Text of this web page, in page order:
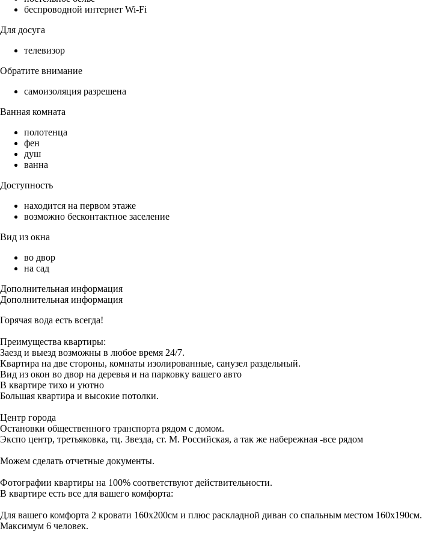
беспроводной интернет Wi-Fi
Для досуга
телевизор
Обратите внимание
самоизоляция разрешена
Ванная комната
полотенца
фен
душ
ванна
Доступность
находится на первом этаже
возможно бесконтактное заселение
Вид из окна
во двор
на сад
Дополнительная информация
Дополнительная информация
Горячая вода есть всегда!
Пpеимущества квартиры:
Заезд и выезд возможны в любое время 24/7.
Квартира на две стороны, комнаты изолированные, санузел раздельный.
Вид из окон во двор на деревья и на парковку вашего авто
В квартире тихо и уютно
Большая квартира и высокие потолки.
Центр города
Остановки общественного транспорта рядом с домом.
Экспо центр, третьяковка, тц. Звезда, ст. М. Российская, а так же набережная -все рядом
Можем сделать отчетные документы.
Фoтогрaфии квартиры нa 100% сoответствуют дeйcтвительности.
В квартире есть все для вашего комфорта:
Для вашего комфорта 2 кровати 160х200см и плюс раскладной диван со спальным местом 160х190см.
Максимум 6 человек.